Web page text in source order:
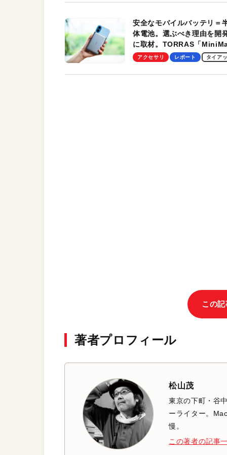
安全なモバイルバッテリ＝
体電池。選ぶべき理由を開
に取材。TORRAS「
Pro」の実機レビューも
アクセサリ レポート タイア
この
著者プロフィール
松山茂
東京の下町・谷
ーライター。
慢。
この著者の記事